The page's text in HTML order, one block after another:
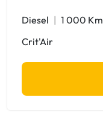
Diesel 1 000 Km
Crit'Air